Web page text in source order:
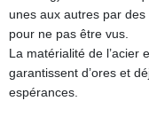
unes aux autres par
pour ne pas être vus.
La matérialité de l’acier
garantissent d’ores et
espérances.